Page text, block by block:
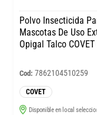
Polvo Insecticida
Mascotas De Uso
Opigal Talco COVET
Cod: 7862104510259
COVET
Disponible en local